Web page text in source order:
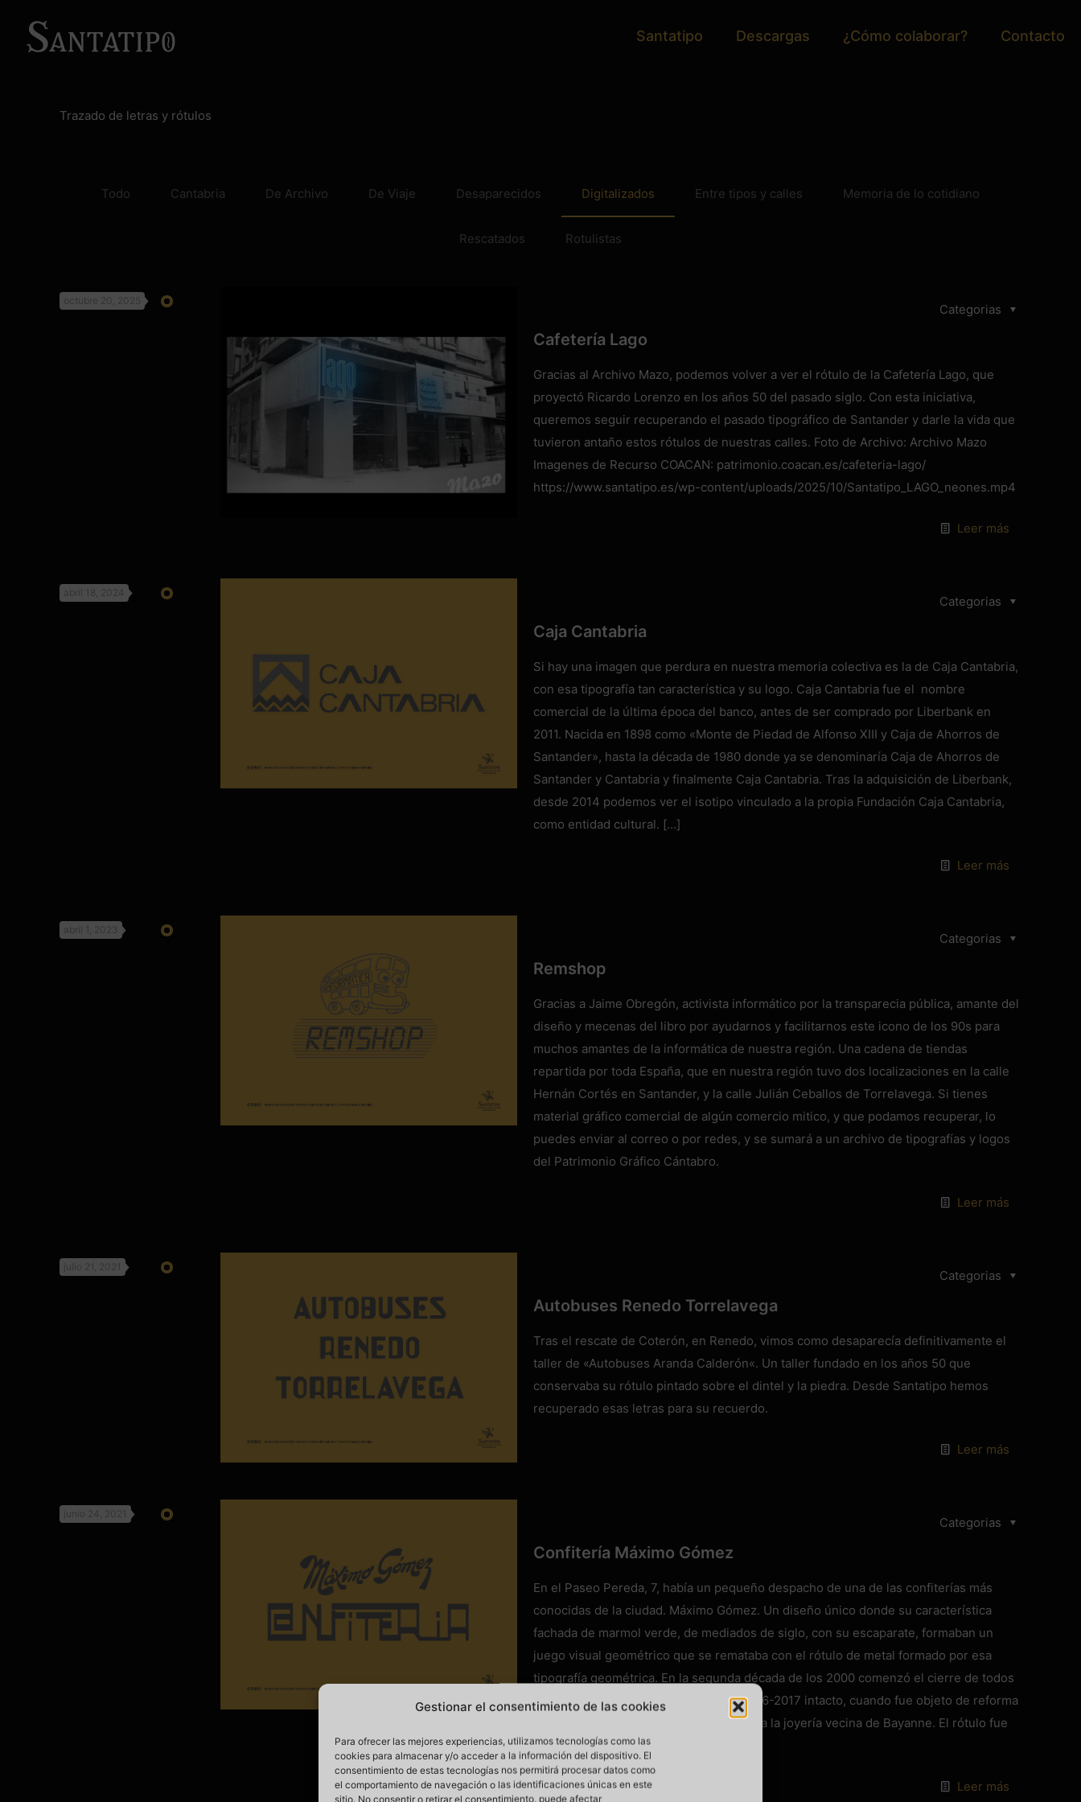
Gestionar el consentimiento de las cookies
Para ofrecer las mejores experiencias, utilizamos tecnologías como las
cookies para almacenar y/o acceder a la información del dispositivo. El
consentimiento de estas tecnologías nos permitirá procesar datos como
el comportamiento de navegación o las identificaciones únicas en este
sitio. No consentir o retirar el consentimiento, puede afectar
Santatipo Descargas ¿Cómo colaborar? Contacto
Trazado de letras y rótulos
Todo Cantabria De Archivo De Viaje Desaparecidos Digitalizados Entre tipos y calles Memoria de lo cotidiano
Rescatados Rotulistas
octubre 20, 2025
Categorias
Cafetería Lago
Gracias al Archivo Mazo, podemos volver a ver el rótulo de la Cafetería Lago, que
proyectó Ricardo Lorenzo en los años 50 del pasado siglo. Con esta iniciativa,
queremos seguir recuperando el pasado tipográfico de Santander y darle la vida que
tuvieron antaño estos rótulos de nuestras calles. Foto de Archivo: Archivo Mazo
Imagenes de Recurso COACAN: patrimonio.coacan.es/cafeteria-lago/
https://www.santatipo.es/wp-content/uploads/2025/10/Santatipo_LAGO_neones.mp4
Leer más
abril 18, 2024
Categorias
Caja Cantabria
Si hay una imagen que perdura en nuestra memoria colectiva es la de Caja Cantabria,
con esa tipografía tan característica y su logo. Caja Cantabria fue el nombre
comercial de la última época del banco, antes de ser comprado por Liberbank en
2011. Nacida en 1898 como «Monte de Piedad de Alfonso XIII y Caja de Ahorros de
Santander», hasta la década de 1980 donde ya se denominaría Caja de Ahorros de
Santander y Cantabria y finalmente Caja Cantabria. Tras la adquisición de Liberbank,
desde 2014 podemos ver el isotipo vinculado a la propia Fundación Caja Cantabria,
como entidad cultural. […]
Leer más
abril 1, 2023
Categorias
Remshop
Gracias a Jaime Obregón, activista informático por la transparecia pública, amante del
diseño y mecenas del libro por ayudarnos y facilitarnos este icono de los 90s para
muchos amantes de la informática de nuestra región. Una cadena de tiendas
repartida por toda España, que en nuestra región tuvo dos localizaciones en la calle
Hernán Cortés en Santander, y la calle Julián Ceballos de Torrelavega. Si tienes
material gráfico comercial de algún comercio mitico, y que podamos recuperar, lo
puedes enviar al correo o por redes, y se sumará a un archivo de tipografías y logos
del Patrimonio Gráfico Cántabro.
Leer más
julio 21, 2021
Categorias
Autobuses Renedo Torrelavega
Tras el rescate de Coterón, en Renedo, vimos como desaparecía definitivamente el
taller de «Autobuses Aranda Calderón«. Un taller fundado en los años 50 que
conservaba su rótulo pintado sobre el dintel y la piedra. Desde Santatipo hemos
recuperado esas letras para su recuerdo.
Leer más
junio 24, 2021
Categorias
Confitería Máximo Gómez
En el Paseo Pereda, 7, había un pequeño despacho de una de las confiterías más
conocidas de la ciudad. Máximo Gómez. Un diseño único donde su característica
fachada de marmol verde, de mediados de siglo, con su escaparate, formaban un
juego visual geométrico que se remataba con el rótulo de metal formado por esa
tipografía geométrica. En la segunda década de los 2000 comenzó el cierre de todos
los locales. Este estuvo hasta el año 2016-2017 intacto, cuando fue objeto de reforma
para incorporarse como una ampliación a la joyería vecina de Bayanne. El rótulo fue
desmontado y está custodiado
Leer más